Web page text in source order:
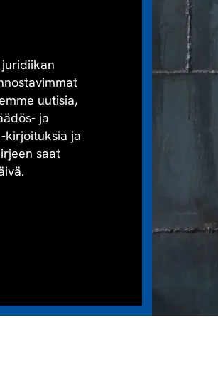
uutisia,
ja
kirjoituksia ja
saat